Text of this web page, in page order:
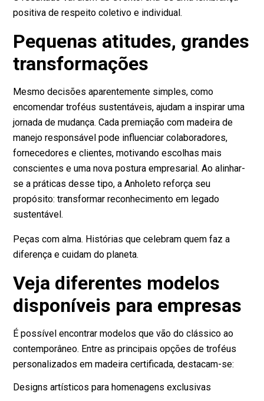
positiva de respeito coletivo e individual.
Pequenas atitudes, grandes
transformações
Mesmo decisões aparentemente simples, como
encomendar troféus sustentáveis, ajudam a inspirar uma
jornada de mudança. Cada premiação com madeira de
manejo responsável pode influenciar colaboradores,
fornecedores e clientes, motivando escolhas mais
conscientes e uma nova postura empresarial. Ao alinhar-
se a práticas desse tipo, a Anholeto reforça seu
propósito: transformar reconhecimento em legado
sustentável.
Peças com alma. Histórias que celebram quem faz a
diferença e cuidam do planeta.
Veja diferentes modelos
disponíveis para empresas
É possível encontrar modelos que vão do clássico ao
contemporâneo. Entre as principais opções de troféus
personalizados em madeira certificada, destacam-se:
Designs artísticos para homenagens exclusivas